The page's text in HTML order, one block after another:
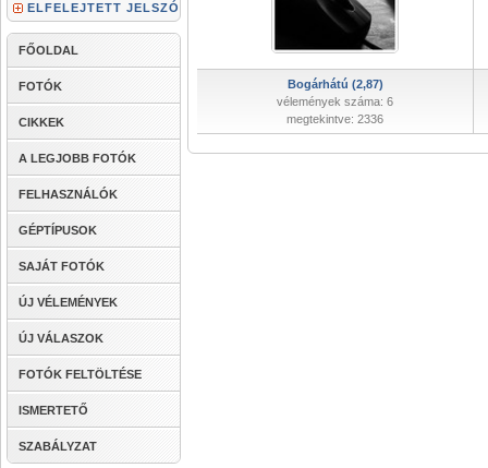
ELFELEJTETT JELSZÓ
FŐOLDAL
FOTÓK
CIKKEK
A LEGJOBB FOTÓK
FELHASZNÁLÓK
GÉPTÍPUSOK
SAJÁT FOTÓK
ÚJ VÉLEMÉNYEK
ÚJ VÁLASZOK
FOTÓK FELTÖLTÉSE
ISMERTETŐ
SZABÁLYZAT
Bogárhátú (2,87)
vélemények száma: 6
megtekintve: 2336